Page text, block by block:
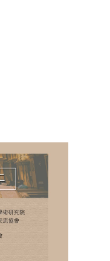
(1)黃敏正主教帶
你做「四旬期避
靜」—【逾越的
智慧】：聖方濟
的靈修，「不占